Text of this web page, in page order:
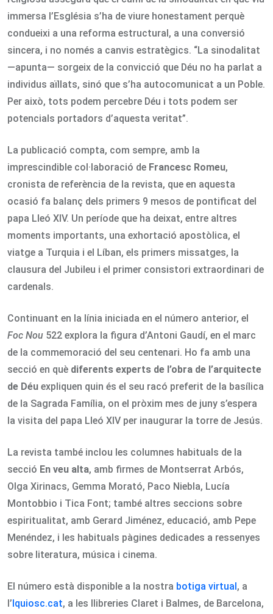
immersa l’Església s’ha de viure honestament perquè
condueixi a una reforma estructural, a una conversió
sincera, i no només a canvis estratègics. “La sinodalitat
—apunta— sorgeix de la convicció que Déu no ha parlat a
individus aïllats, sinó que s’ha autocomunicat a un Poble.
Per això, tots podem percebre Déu i tots podem ser
potencials portadors d’aquesta veritat”.
La publicació compta, com sempre, amb la
imprescindible col·laboració de Francesc Romeu,
cronista de referència de la revista, que en aquesta
ocasió fa balanç dels primers 9 mesos de pontificat del
papa Lleó XIV. Un període que ha deixat, entre altres
moments importants, una exhortació apostòlica, el
viatge a Turquia i el Líban, els primers missatges, la
clausura del Jubileu i el primer consistori extraordinari de
cardenals.
Continuant en la línia iniciada en el número anterior, el
Foc Nou 522 explora la figura d’Antoni Gaudí, en el marc
de la commemoració del seu centenari. Ho fa amb una
secció en què diferents experts de l’obra de l’arquitecte
de Déu expliquen quin és el seu racó preferit de la basílica
de la Sagrada Família, on el pròxim mes de juny s’espera
la visita del papa Lleó XIV per inaugurar la torre de Jesús.
La revista també inclou les columnes habituals de la
secció En veu alta, amb firmes de Montserrat Arbós,
Olga Xirinacs, Gemma Morató, Paco Niebla, Lucía
Montobbio i Tica Font; també altres seccions sobre
espiritualitat, amb Gerard Jiménez, educació, amb Pepe
Menéndez, i les habituals pàgines dedicades a ressenyes
sobre literatura, música i cinema.
El número està disponible a la nostra botiga virtual , a
l’ Iquiosc.cat, a les llibreries Claret i Balmes, de Barcelona,